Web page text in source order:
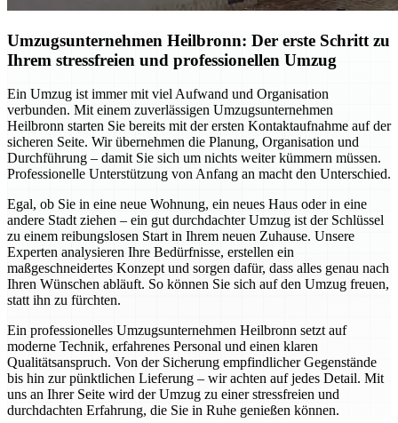
Umzugsunternehmen Heilbronn: Der erste Schritt zu
Ihrem stressfreien und professionellen Umzug
Ein Umzug ist immer mit viel Aufwand und Organisation
verbunden. Mit einem zuverlässigen Umzugsunternehmen
Heilbronn starten Sie bereits mit der ersten Kontaktaufnahme auf der
sicheren Seite. Wir übernehmen die Planung, Organisation und
Durchführung – damit Sie sich um nichts weiter kümmern müssen.
Professionelle Unterstützung von Anfang an macht den Unterschied.
Egal, ob Sie in eine neue Wohnung, ein neues Haus oder in eine
andere Stadt ziehen – ein gut durchdachter Umzug ist der Schlüssel
zu einem reibungslosen Start in Ihrem neuen Zuhause. Unsere
Experten analysieren Ihre Bedürfnisse, erstellen ein
maßgeschneidertes Konzept und sorgen dafür, dass alles genau nach
Ihren Wünschen abläuft. So können Sie sich auf den Umzug freuen,
statt ihn zu fürchten.
Ein professionelles Umzugsunternehmen Heilbronn setzt auf
moderne Technik, erfahrenes Personal und einen klaren
Qualitätsanspruch. Von der Sicherung empfindlicher Gegenstände
bis hin zur pünktlichen Lieferung – wir achten auf jedes Detail. Mit
uns an Ihrer Seite wird der Umzug zu einer stressfreien und
durchdachten Erfahrung, die Sie in Ruhe genießen können.